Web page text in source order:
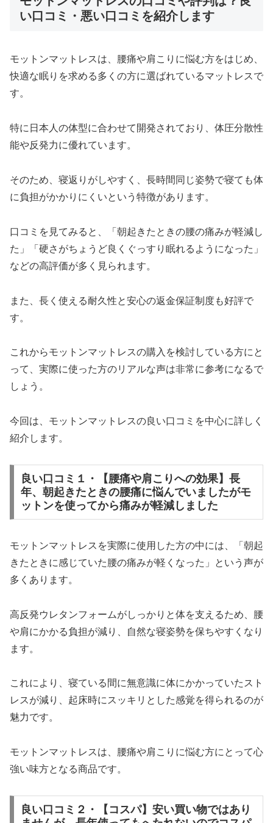
い口コミ・悪い口コミを紹介します
モットンマットレスは、腰痛や肩こりに悩む方をはじめ、
快適な眠りを求める多くの方に選ばれているマットレスで
す。
特に日本人の体型に合わせて開発されており、体圧分散性
能や反発力に優れています。
そのため、寝返りがしやすく、長時間同じ姿勢で寝ても体
に負担がかかりにくいという特徴があります。
口コミを見てみると、「朝起きたときの腰の痛みが軽減し
た」「硬さがちょうど良くぐっすり眠れるようになった」
などの高評価が多く見られます。
また、長く使える耐久性と安心の返金保証制度も好評で
す。
これからモットンマットレスの購入を検討している方にと
って、実際に使った方のリアルな声は非常に参考になるで
しょう。
今回は、モットンマットレスの良い口コミを中心に詳しく
紹介します。
良い口コミ１・【腰痛や肩こりへの効果】長
年、朝起きたときの腰痛に悩んでいましたがモ
ットンを使ってから痛みが軽減しました
モットンマットレスを実際に使用した方の中には、「朝起
きたときに感じていた腰の痛みが軽くなった」という声が
多くあります。
高反発ウレタンフォームがしっかりと体を支えるため、腰
や肩にかかる負担が減り、自然な寝姿勢を保ちやすくなり
ます。
これにより、寝ている間に無意識に体にかかっていたスト
レスが減り、起床時にスッキリとした感覚を得られるのが
魅力です。
モットンマットレスは、腰痛や肩こりに悩む方にとって心
強い味方となる商品です。
良い口コミ２・【コスパ】安い買い物ではあり